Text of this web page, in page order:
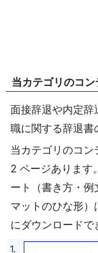
当カテゴリのコン
面接辞退や内定辞
職に関する辞退書
当カテゴリのコ
2 ページあります
ート（書き方・
マットのひな形
にダウンロードで
1.